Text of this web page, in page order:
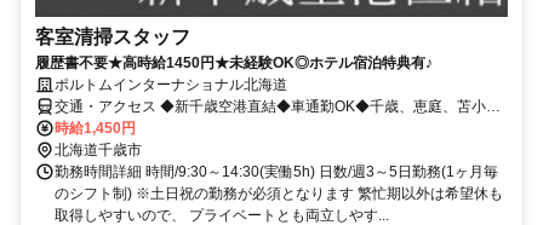
客室清掃スタッフ
履歴書不要★高時給1450円★未経験OK◎ホテル宿泊特典有♪
ポルトムインターナショナル北海道
交通・アクセス ◆新千歳空港直結◆車通勤OK◆千歳、恵庭、苫小牧
方面から送迎有
時給1,450円
北海道千歳市
勤務時間詳細 時間/9:30～14:30(実働5h) 日数/週3～5日勤務(1ヶ月毎
のシフト制) ※土日祝の勤務が必須となります 繁忙期以外は希望休も
取得しやすいので、 プライベートとも両立しやす...